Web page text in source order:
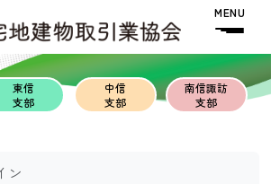
東信
支部
中信
支部
南信諏訪
支部
ン
MENU